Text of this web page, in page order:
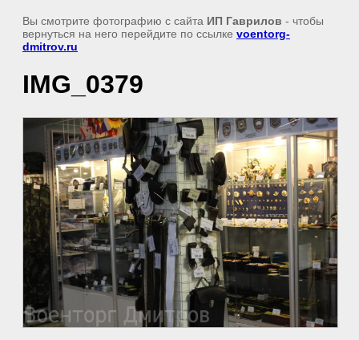
Вы смотрите фотографию с сайта ИП Гаврилов - чтобы
вернуться на него перейдите по ссылке voentorg-
dmitrov.ru
IMG_0379